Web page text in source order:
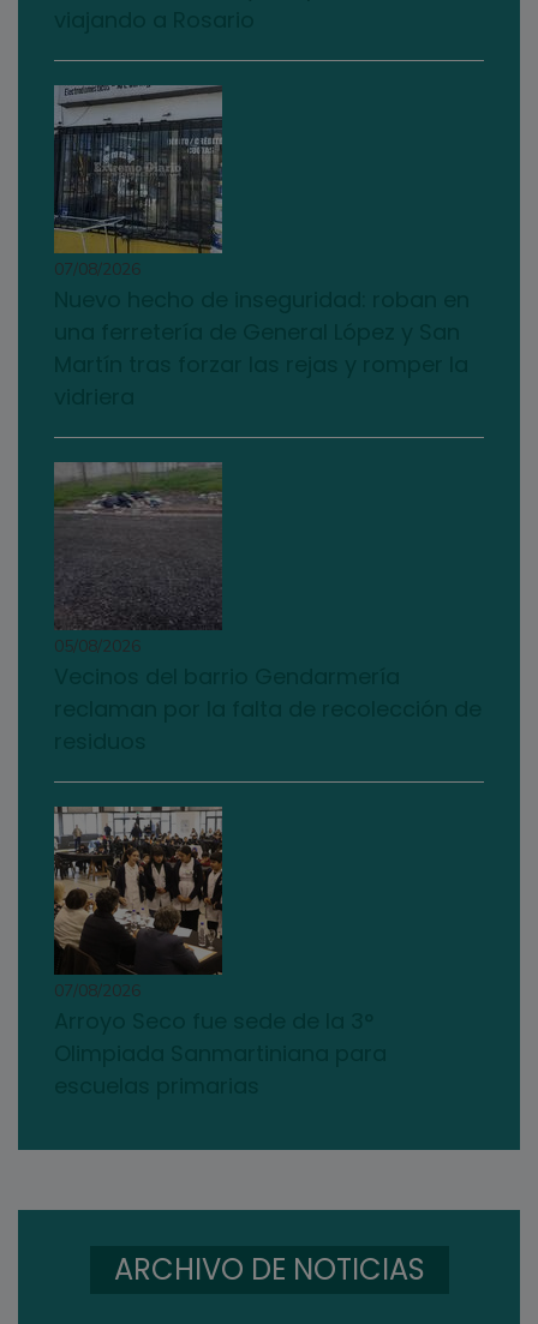
07/08/2026
05/08/2026
07/08/2026
ARCHIVO DE NOTICIAS